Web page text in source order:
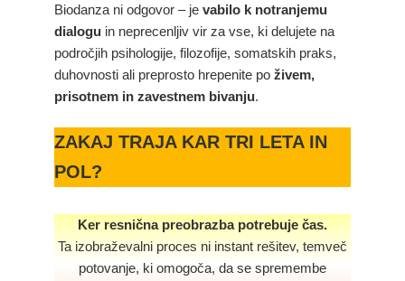
Biodanza ni odgovor – je vabilo k notranjemu
dialogu in neprecenljiv vir za vse, ki delujete na
področjih psihologije, filozofije, somatskih praks,
duhovnosti ali preprosto hrepenite po živem,
prisotnem in zavestnem bivanju.
ZAKAJ TRAJA KAR TRI LETA IN
POL?
Ker resnična preobrazba potrebuje čas.
Ta izobraževalni proces ni instant rešitev, temveč
potovanje, ki omogoča, da se spremembe